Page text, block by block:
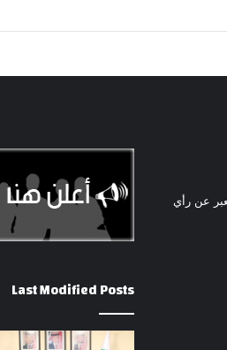
عن رأي
Last Modified Posts